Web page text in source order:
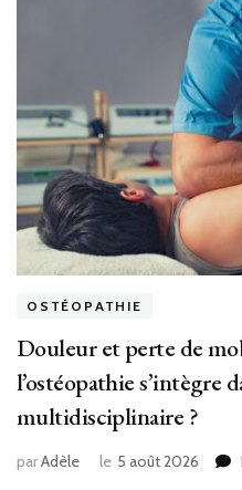
OSTÉOPATHIE
Douleur et perte de
l’ostéopathie s’intègre
multidisciplinaire ?
parAdèle le 5 août 2026